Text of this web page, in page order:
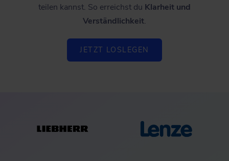
teilen kannst. So erreichst du Klarheit und
Verständlichkeit.
JETZT LOSLEGEN